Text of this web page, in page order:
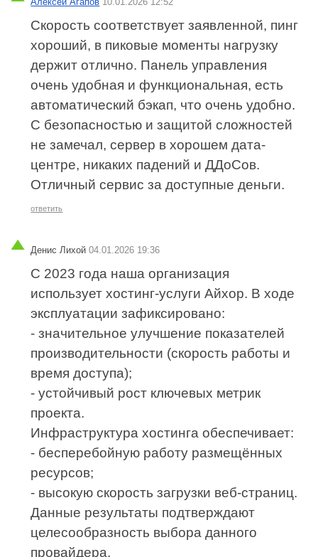
Скорость соответствует заявленной, пинг
хороший, в пиковые моменты нагрузку
держит отлично. Панель управления
очень удобная и функциональная, есть
автоматический бэкап, что очень удобно.
С безопасностью и защитой сложностей
не замечал, сервер в хорошем дата-
центре, никаких падений и ДДоСов.
Отличный сервис за доступные деньги.
ответить
Денис Лихой 04.01.2026 19:36
С 2023 года наша организация
использует хостинг‑услуги Айхор. В ходе
эксплуатации зафиксировано:
- значительное улучшение показателей
производительности (скорость работы и
время доступа);
- устойчивый рост ключевых метрик
проекта.
Инфраструктура хостинга обеспечивает:
- бесперебойную работу размещённых
ресурсов;
- высокую скорость загрузки веб‑страниц.
Данные результаты подтверждают
целесообразность выбора данного
провайдера.